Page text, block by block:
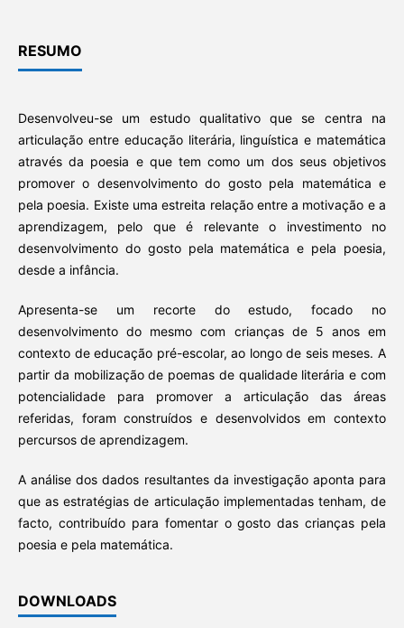
RESUMO
Desenvolveu-se um estudo qualitativo que se centra na
articulação entre educação literária, linguística e matemática
através da poesia e que tem como um dos seus objetivos
promover o desenvolvimento do gosto pela matemática e
pela poesia. Existe uma estreita relação entre a motivação e a
aprendizagem, pelo que é relevante o investimento no
desenvolvimento do gosto pela matemática e pela poesia,
desde a infância.
Apresenta-se um recorte do estudo, focado no
desenvolvimento do mesmo com crianças de 5 anos em
contexto de educação pré-escolar, ao longo de seis meses. A
partir da mobilização de poemas de qualidade literária e com
potencialidade para promover a articulação das áreas
referidas, foram construídos e desenvolvidos em contexto
percursos de aprendizagem.
A análise dos dados resultantes da investigação aponta para
que as estratégias de articulação implementadas tenham, de
facto, contribuído para fomentar o gosto das crianças pela
poesia e pela matemática.
DOWNLOADS